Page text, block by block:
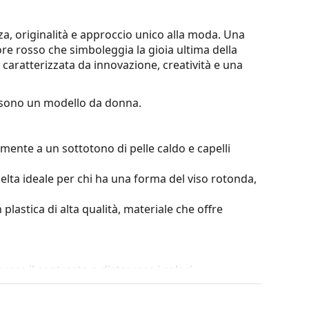
originalità e approccio unico alla moda. Una
rosso che simboleggia la gioia ultima della
da innovazione, creatività e una
un modello da donna.
a un sottotono di pelle caldo e capelli
ideale per chi ha una forma del viso rotonda,
di alta qualità, materiale che offre
il contrasto o distorcere i colori.
il basso, in cui la parte inferiore della lente è
di filtrare la luce solare diretta, mentre